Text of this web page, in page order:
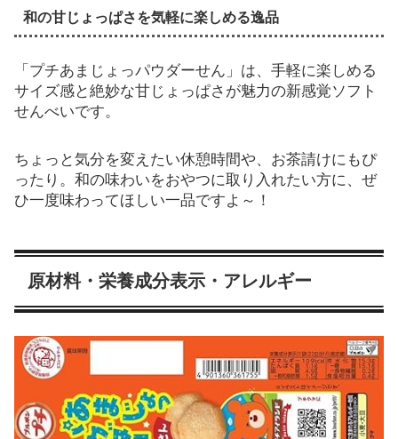
和の甘じょっぱさを気軽に楽しめる逸品
「プチあまじょっパウダーせん」は、手軽に楽しめる
サイズ感と絶妙な甘じょっぱさが魅力の新感覚ソフト
せんべいです。
ちょっと気分を変えたい休憩時間や、お茶請けにもぴ
ったり。和の味わいをおやつに取り入れたい方に、ぜ
ひ一度味わってほしい一品ですよ～！
原材料・栄養成分表示・アレルギー